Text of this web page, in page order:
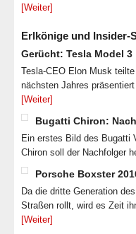
[Weiter]
Erlkönige und Insider-
Gerücht: Tesla Model
Tesla-CEO Elon Musk
nächsten Jahres
[Weiter]
Bugatti Chiron:
Ein erstes Bild des Bugatti
Chiron soll der Nachfolger
Porsche Boxster
Da die dritte Generation
Straßen rollt, wird es Zeit
[Weiter]